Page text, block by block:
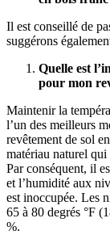
Il est conseillé de
suggérons
Quelle est
pour mon
Maintenir la
l’un des meilleurs
revêtement de sol
matériau naturel
Par conséquent, il
et l’humidité aux
est inoccupée. Les
65 à 80 degrés °F
%.